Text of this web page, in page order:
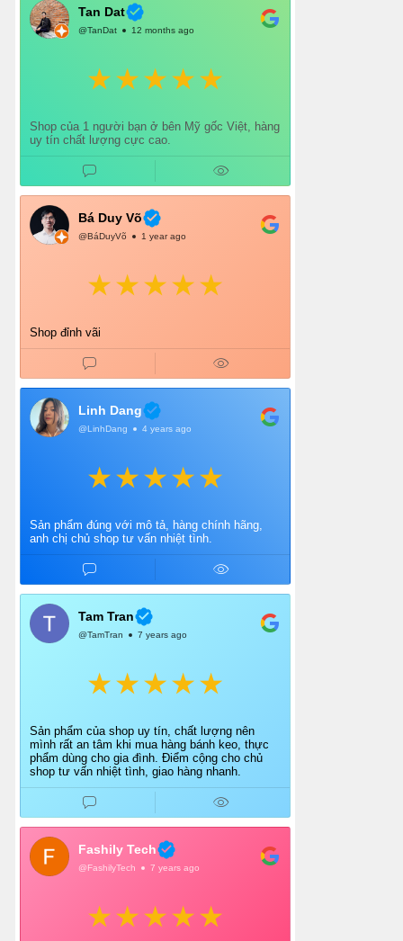
và giới thiệu thêm cho bạn bè 👍
Tan Dat
@TanDat 12 months ago
Shop của 1 người bạn ở bên Mỹ gốc Việt, hàng
uy tín chất lượng cực cao.
Bá Duy Võ
@BáDuyVõ 1 year ago
Shop đỉnh vãi
Linh Dang
@LinhDang 4 years ago
Sản phẩm đúng với mô tả, hàng chính hãng,
anh chị chủ shop tư vấn nhiệt tình.
Tam Tran
@TamTran 7 years ago
Sản phẩm của shop uy tín, chất lượng nên
mình rất an tâm khi mua hàng bánh keo, thực
phẩm dùng cho gia đình. Điểm cộng cho chủ
shop tư vấn nhiệt tình, giao hàng nhanh.
Fashily Tech
@FashilyTech 7 years ago